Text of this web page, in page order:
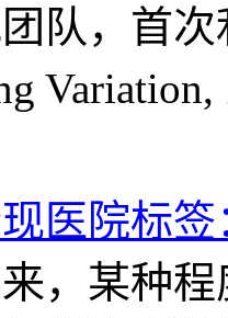
队，首
医院标
，某种